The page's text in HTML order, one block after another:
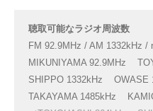
聴取可能なラジオ周波数
FM 92.9MHz / AM 1332kHz /
MIKUNIYAMA 92.9MHz
SHIPPO 1332kHz
OWASE
TAKAYAMA 1485kHz